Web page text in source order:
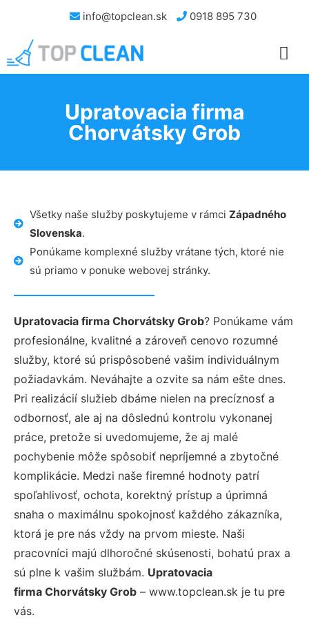
info@topclean.sk 0918 895 730
Upratovacia firma
Chorvátsky Grob
Všetky naše služby poskytujeme v rámci Západného
Slovenska.
Ponúkame komplexné služby vrátane tých, ktoré nie
sú priamo v ponuke webovej stránky.
Upratovacia firma Chorvátsky Grob? Ponúkame vám
profesionálne, kvalitné a zároveň cenovo rozumné
služby, ktoré sú prispôsobené vašim individuálnym
požiadavkám. Neváhajte a ozvite sa nám ešte dnes.
Pri realizácií služieb dbáme nielen na precíznosť a
odbornosť, ale aj na dôslednú kontrolu vykonanej
práce, pretože si uvedomujeme, že aj malé
pochybenie môže spôsobiť nepríjemné a zbytočné
komplikácie. Medzi naše firemné hodnoty patrí
spoľahlivosť, ochota, korektný prístup a úprimná
snaha o maximálnu spokojnosť každého zákazníka,
ktorá je pre nás vždy na prvom mieste. Naši
pracovníci majú dlhoročné skúsenosti, bohatú prax a
sú plne k vašim službám. Upratovacia
firma Chorvátsky Grob – www.topclean.sk je tu pre
vás.